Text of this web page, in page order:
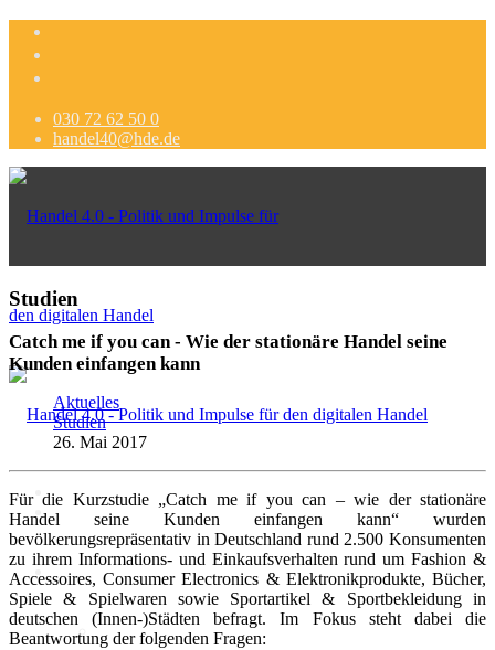
030 72 62 50 0
handel40@hde.de
Politik
Marktdaten
Studien
Catch me if you can - Wie der stationäre Handel seine
Kunden einfangen kann
Aktuelles
Studien
26. Mai 2017
Für die Kurzstudie „Catch me if you can – wie der stationäre
Handel seine Kunden einfangen kann“ wurden
bevölkerungsrepräsentativ in Deutschland rund 2.500 Konsumenten
zu ihrem Informations- und Einkaufsverhalten rund um Fashion &
Accessoires, Consumer Electronics & Elektronikprodukte, Bücher,
Spiele & Spielwaren sowie Sportartikel & Sportbekleidung in
deutschen (Innen-)Städten befragt. Im Fokus steht dabei die
Beantwortung der folgenden Fragen: